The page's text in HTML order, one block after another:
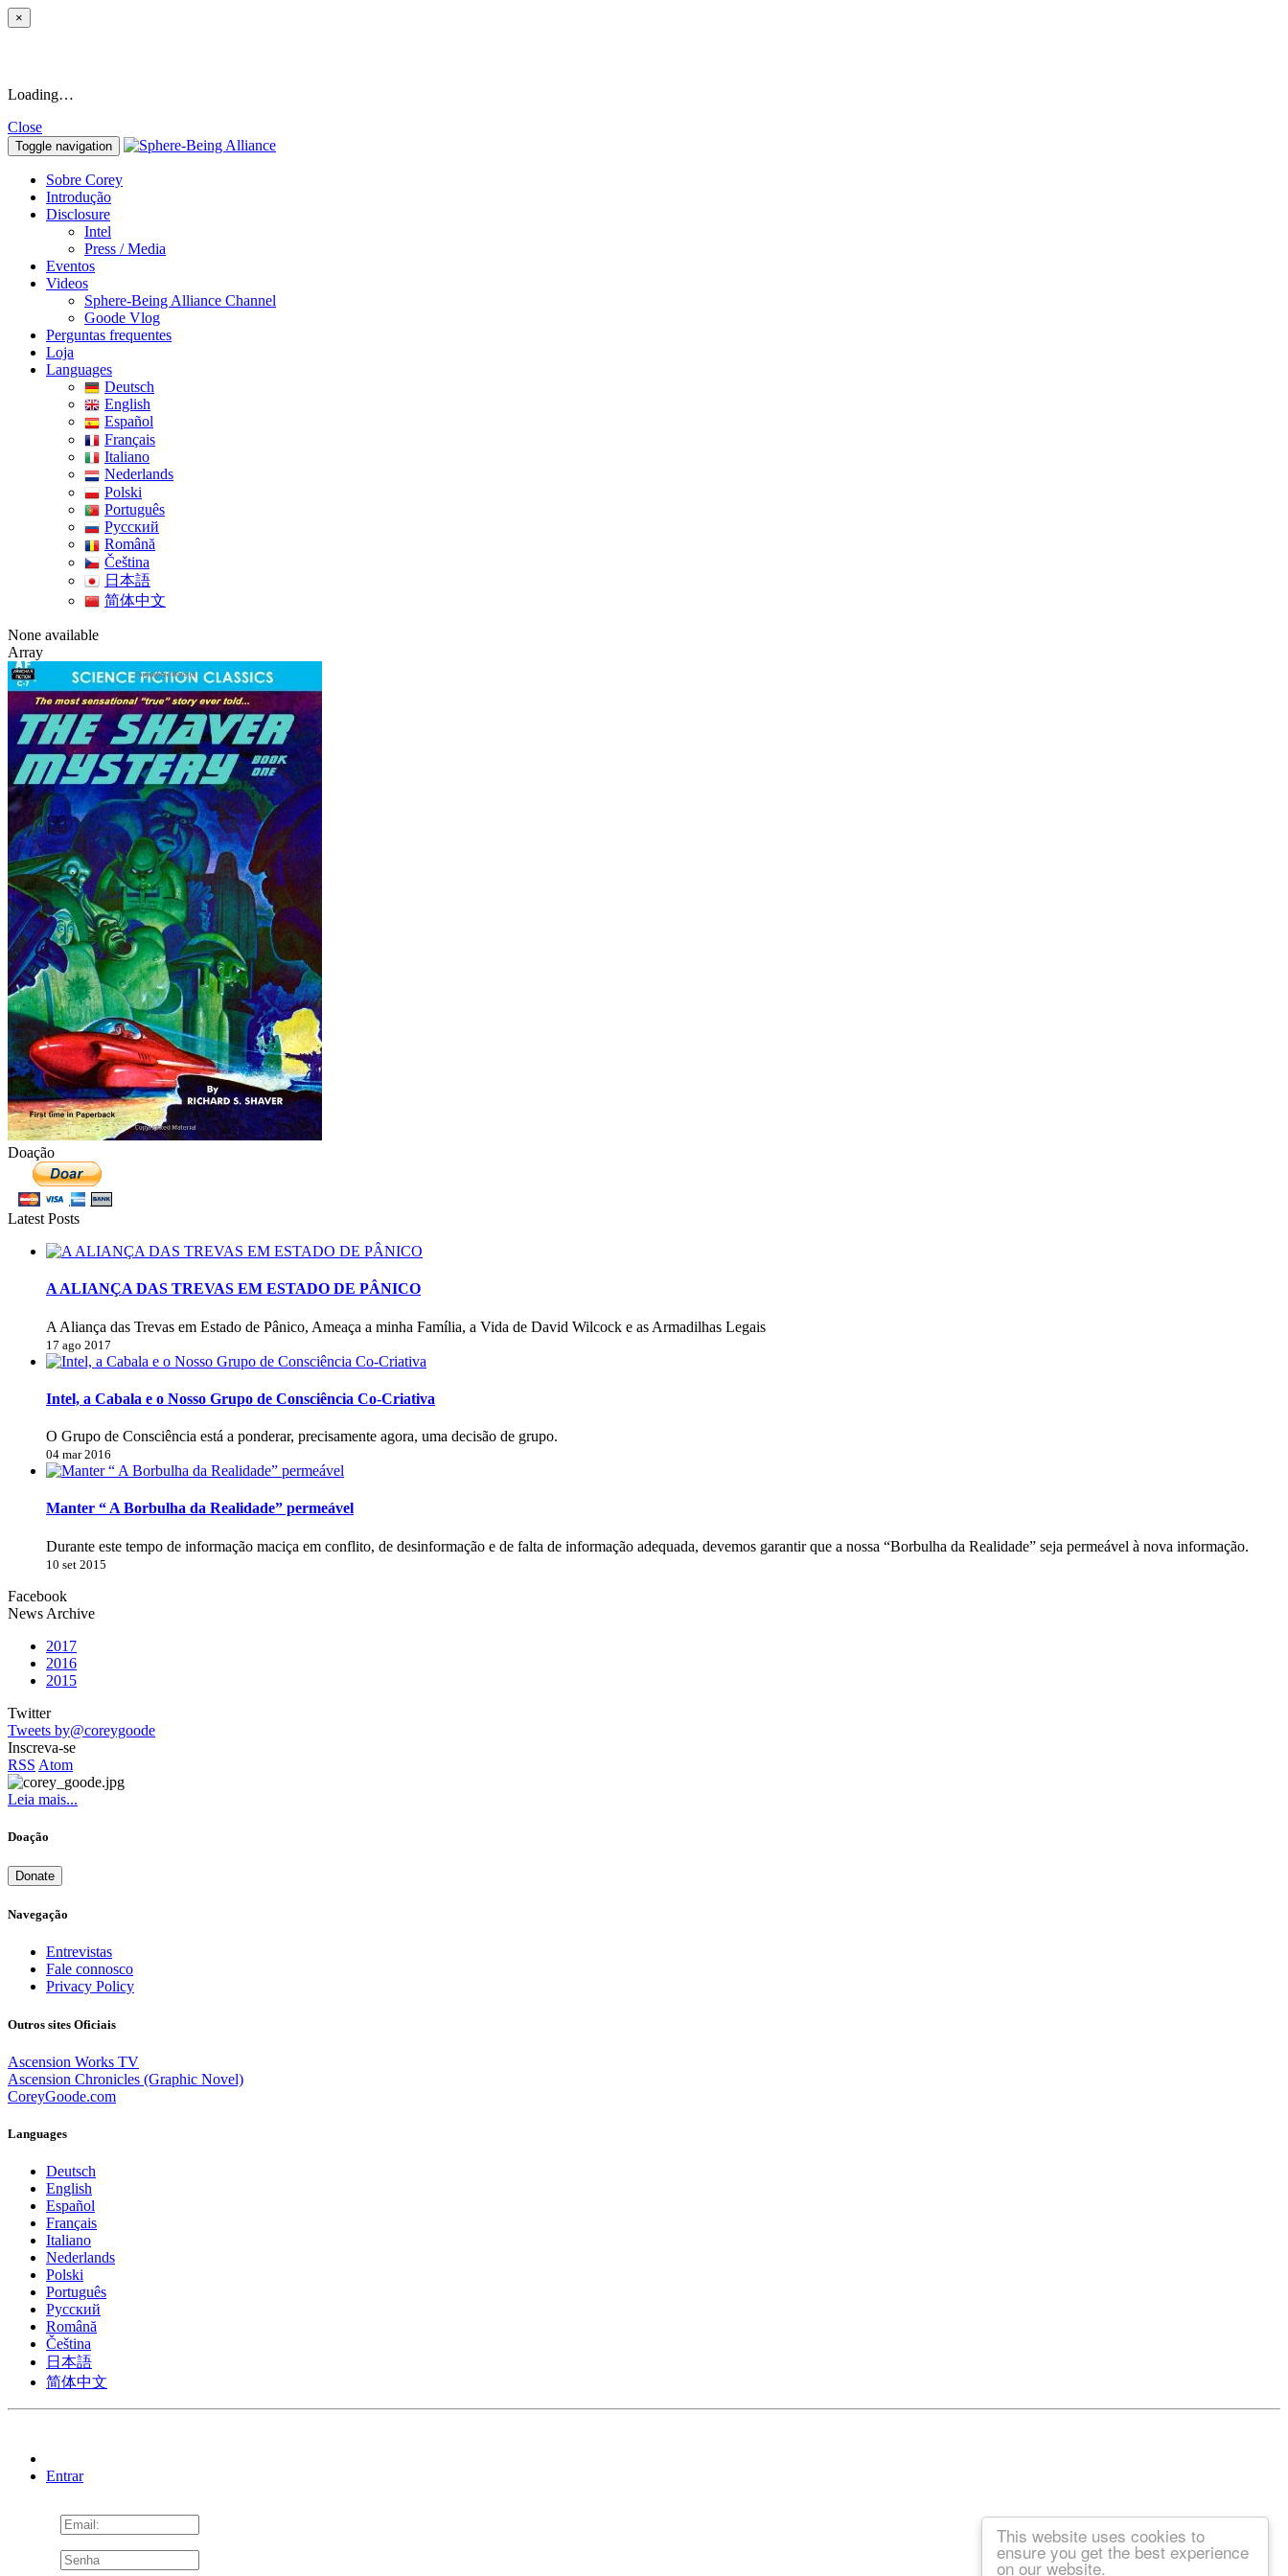
This website uses cookies to
ensure you get the best experience
on our website.
×
Loading…
Close
Toggle navigation
Sobre Corey
Introdução
Disclosure
Intel
Press / Media
Eventos
Videos
Sphere-Being Alliance Channel
Goode Vlog
Perguntas frequentes
Loja
Languages
Deutsch
English
Español
Français
Italiano
Nederlands
Polski
Português
Pусский
Română
Čeština
日本語
简体中文
None available
Array
Doação
Latest Posts
A ALIANÇA DAS TREVAS EM ESTADO DE PÂNICO
A Aliança das Trevas em Estado de Pânico, Ameaça a minha Família, a Vida de David Wilcock e as Armadilhas Legais
17 ago 2017
Intel, a Cabala e o Nosso Grupo de Consciência Co-Criativa
O Grupo de Consciência está a ponderar, precisamente agora, uma decisão de grupo.
04 mar 2016
Manter “ A Borbulha da Realidade” permeável
Durante este tempo de informação maciça em conflito, de desinformação e de falta de informação adequada, devemos garantir que a nossa “Borbulha da Realidade” seja permeável à nova informação.
10 set 2015
Facebook
News Archive
2017
2016
2015
Twitter
Tweets by@coreygoode
Inscreva-se
RSS Atom
Leia mais...
Doação
Donate
Navegação
Entrevistas
Fale connosco
Privacy Policy
Outros sites Oficiais
Ascension Works TV
Ascension Chronicles (Graphic Novel)
CoreyGoode.com
Languages
Deutsch
English
Español
Français
Italiano
Nederlands
Polski
Português
Pусский
Română
Čeština
日本語
简体中文
Entrar